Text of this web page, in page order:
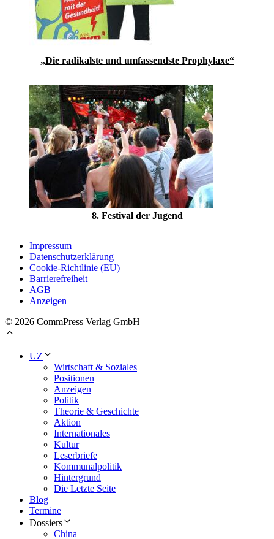
„Die radikalste und umfassendste Prophylaxe“
8. Festival der Jugend
Impressum
Datenschutzerklärung
Cookie-Richtlinie (EU)
Barrierefreiheit
AGB
Anzeigen
© 2026 CommPress Verlag GmbH
UZ
Wirtschaft & Soziales
Positionen
Anzeigen
Politik
Theorie & Geschichte
Aktion
Internationales
Kultur
Leserbriefe
Kommunalpolitik
Hintergrund
Die Letzte Seite
Blog
Termine
Dossiers
China